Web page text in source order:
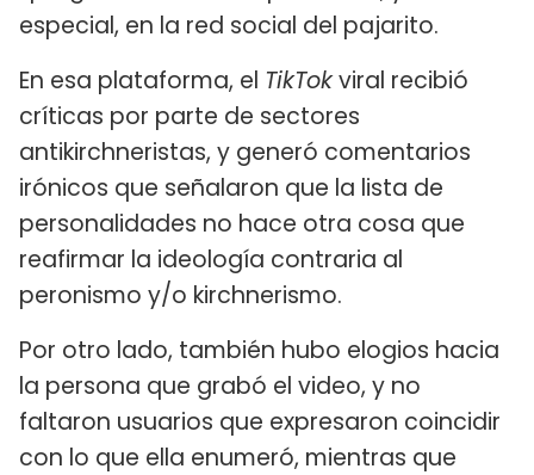
especial, en la red social del pajarito.
En esa plataforma, el TikTokviral recibió
críticas por parte de sectores
antikirchneristas, y generó comentarios
irónicos que señalaron que la lista de
personalidades no hace otra cosa que
reafirmar la ideología contraria al
peronismo y/o kirchnerismo.
Por otro lado, también hubo elogios hacia
la persona que grabó el video, y no
faltaron usuarios que expresaron coincidir
con lo que ella enumeró, mientras que